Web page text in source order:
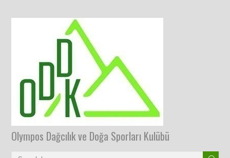
Olympos Dağcılık ve Doğa Sporları Kulübü